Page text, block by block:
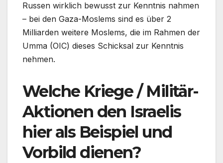
Russen wirklich bewusst zur Kenntnis nahmen
– bei den Gaza-Moslems sind es über 2
Milliarden weitere Moslems, die im Rahmen der
Umma (OIC) dieses Schicksal zur Kenntnis
nehmen.
Welche Kriege / Militär-
Aktionen den Israelis
hier als Beispiel und
Vorbild dienen?